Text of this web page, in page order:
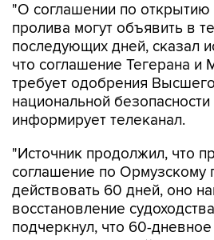
последующих дней, сказал
что соглашение Тегерана и
требует одобрения
национальной
информирует телеканал.
"Источник продолжил, что
действовать 60 дней, оно
восстановление
подчеркнул, что 60-дневное
должно помочь выйти из
запустить технические